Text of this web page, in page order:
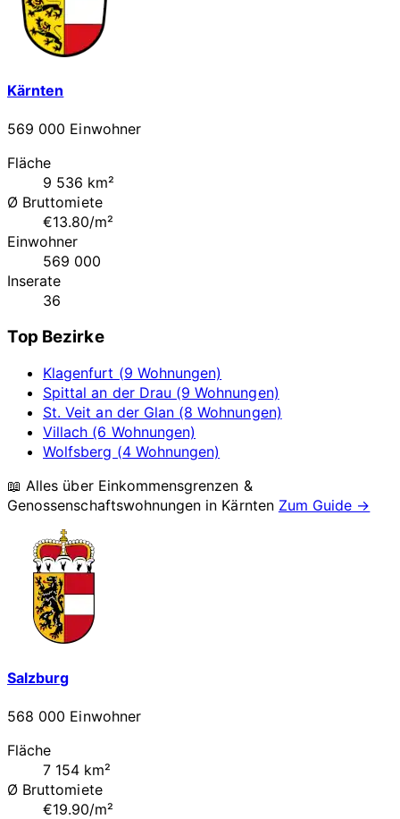
Kärnten
569 000 Einwohner
Fläche
9 536 km²
Ø Bruttomiete
€13.80/m²
Einwohner
569 000
Inserate
36
Top Bezirke
Klagenfurt (9 Wohnungen)
Spittal an der Drau (9 Wohnungen)
St. Veit an der Glan (8 Wohnungen)
Villach (6 Wohnungen)
Wolfsberg (4 Wohnungen)
📖 Alles über Einkommensgrenzen &
Genossenschaftswohnungen in Kärnten Zum Guide →
Salzburg
568 000 Einwohner
Fläche
7 154 km²
Ø Bruttomiete
€19.90/m²